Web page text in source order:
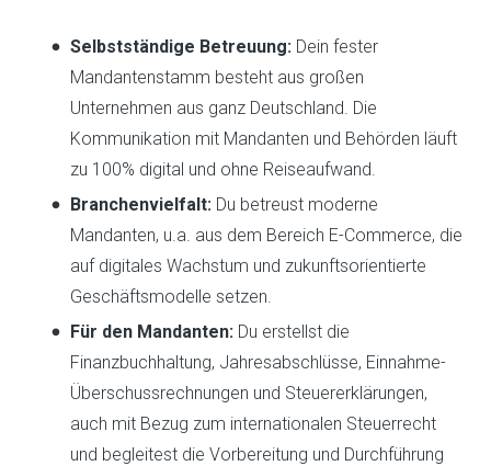
Selbstständige Betreuung: Dein fester
Mandantenstamm besteht aus großen
Unternehmen aus ganz Deutschland. Die
Kommunikation mit Mandanten und Behörden läuft
zu 100% digital und ohne Reiseaufwand.
Branchenvielfalt: Du betreust moderne
Mandanten, u.a. aus dem Bereich E-Commerce, die
auf digitales Wachstum und zukunftsorientierte
Geschäftsmodelle setzen.
Für den Mandanten: Du erstellst die
Finanzbuchhaltung, Jahresabschlüsse, Einnahme-
Überschussrechnungen und Steuererklärungen,
auch mit Bezug zum internationalen Steuerrecht
und begleitest die Vorbereitung und Durchführung